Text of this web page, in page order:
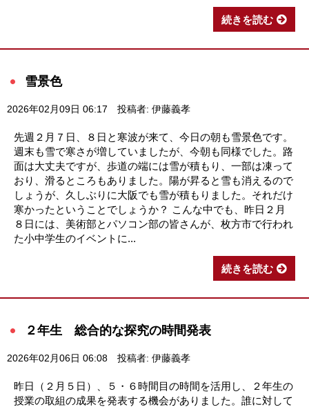
続きを読む
雪景色
2026年02月09日 06:17 投稿者: 伊藤義孝
先週２月７日、８日と寒波が来て、今日の朝も雪景色です。
週末も雪で寒さが増していましたが、今朝も同様でした。路
面は大丈夫ですが、歩道の端には雪が積もり、一部は凍って
おり、滑るところもありました。陽が昇ると雪も消えるので
しょうが、久しぶりに大阪でも雪が積もりました。それだけ
寒かったということでしょうか？ こんな中でも、昨日２月
８日には、美術部とパソコン部の皆さんが、枚方市で行われ
た小中学生のイベントに...
続きを読む
２年生 総合的な探究の時間発表
2026年02月06日 06:08 投稿者: 伊藤義孝
昨日（２月５日）、５・６時間目の時間を活用し、２年生の
授業の取組の成果を発表する機会がありました。誰に対して